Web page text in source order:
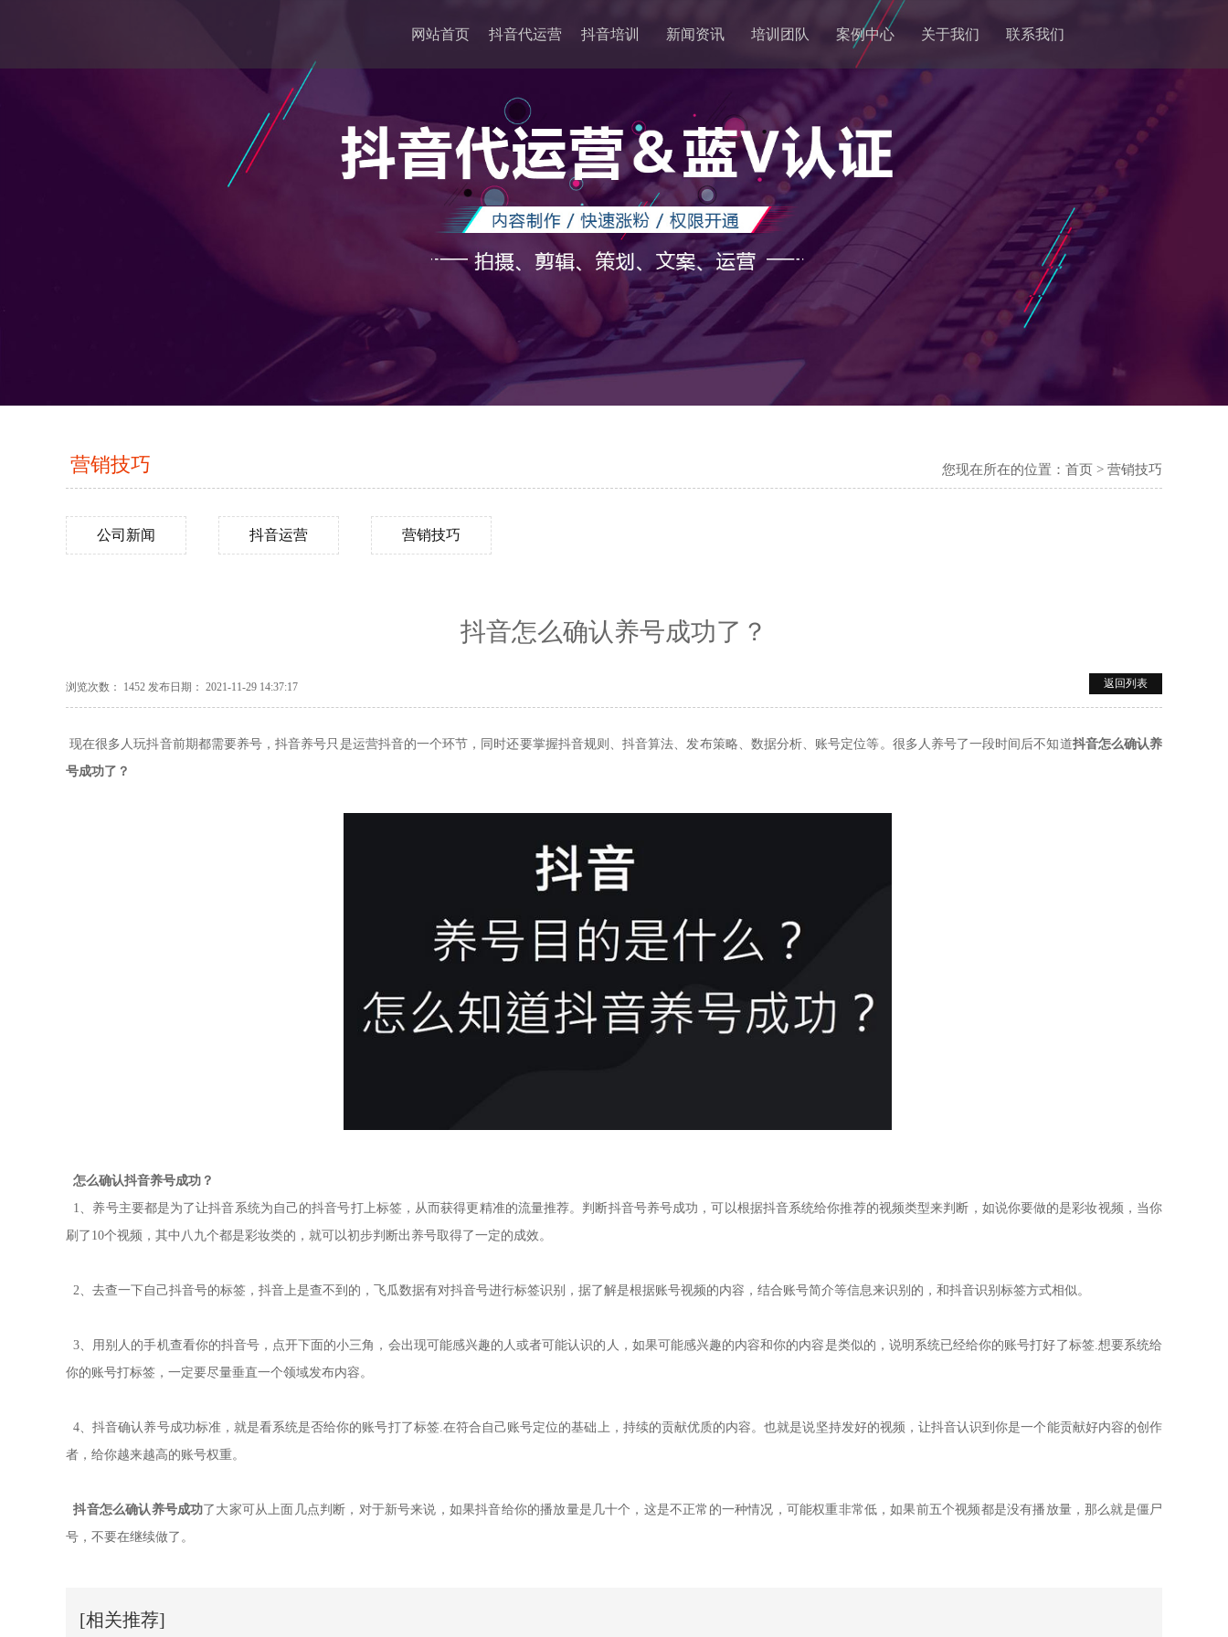
网站首页 抖音代运营 抖音培训 新闻资讯 培训团队 案例中心 关于我们 联系我们
营销技巧 您现在所在的位置： 首页 > 营销技巧
公司新闻 抖音运营 营销技巧
抖音怎么确认养号成功了？
浏览次数： 1452 发布日期： 2021-11-29 14:37:17 返回列表
现在很多人玩抖音前期都需要养号，抖音养号只是运营抖音的一个环节，同时还要掌握抖音规则、抖音算法、发布策略、数据分析、账号定位等。很多人养号了一段时间后不知道抖音怎么确认养
号成功了？
怎么确认抖音养号成功？
1、养号主要都是为了让抖音系统为自己的抖音号打上标签，从而获得更精准的流量推荐。判断抖音号养号成功，可以根据抖音系统给你推荐的视频类型来判断，如说你要做的是彩妆视频，当你
刷了10个视频，其中八九个都是彩妆类的，就可以初步判断出养号取得了一定的成效。
2、去查一下自己抖音号的标签，抖音上是查不到的，飞瓜数据有对抖音号进行标签识别，据了解是根据账号视频的内容，结合账号简介等信息来识别的，和抖音识别标签方式相似。
3、用别人的手机查看你的抖音号，点开下面的小三角，会出现可能感兴趣的人或者可能认识的人，如果可能感兴趣的内容和你的内容是类似的，说明系统已经给你的账号打好了标签.想要系统给
你的账号打标签，一定要尽量垂直一个领域发布内容。
4、抖音确认养号成功标准，就是看系统是否给你的账号打了标签.在符合自己账号定位的基础上，持续的贡献优质的内容。也就是说坚持发好的视频，让抖音认识到你是一个能贡献好内容的创作
者，给你越来越高的账号权重。
抖音怎么确认养号成功了大家可从上面几点判断，对于新号来说，如果抖音给你的播放量是几十个，这是不正常的一种情况，可能权重非常低，如果前五个视频都是没有播放量，那么就是僵尸
号，不要在继续做了。
[相关推荐]